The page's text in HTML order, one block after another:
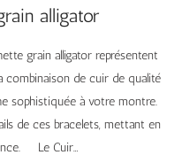
alligator
grain alligator représentent
combinaison de cuir de qualité
sophistiquée à votre montre.
de ces bracelets, mettant en
Le Cuir…